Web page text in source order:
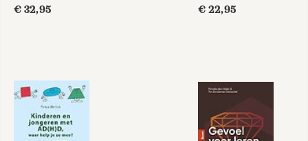
Eendagsvlinders
Momma and the
Meaning of Life
€ 32,95
€ 22,95